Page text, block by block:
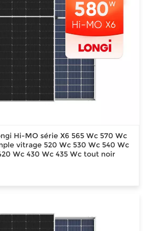
Hi-MO série X6 565 Wc 570 Wc
vitrage 520 Wc 530 Wc 540 Wc
Wc 430 Wc 435 Wc tout noir